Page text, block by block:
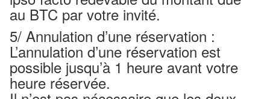
au BTC par votre invité.
5/ Annulation d’une réservation :
L’annulation d’une réservation est
possible jusqu’à 1 heure avant votre
heure réservée.